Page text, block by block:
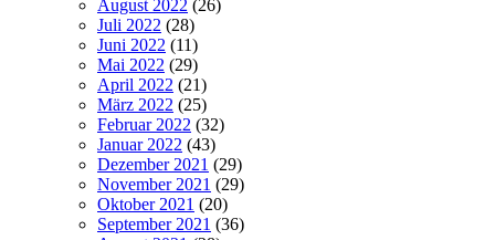
August 2022 (26)
Juli 2022 (28)
Juni 2022 (11)
Mai 2022 (29)
April 2022 (21)
März 2022 (25)
Februar 2022 (32)
Januar 2022 (43)
Dezember 2021 (29)
November 2021 (29)
Oktober 2021 (20)
September 2021 (36)